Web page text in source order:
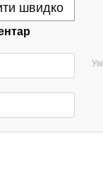
швидко